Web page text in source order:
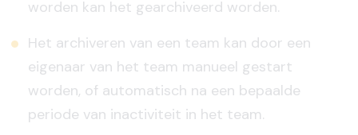
worden kan het gearchiveerd worden.
Het archiveren van een team kan door een
eigenaar van het team manueel gestart
worden, of automatisch na een bepaalde
periode van inactiviteit in het team.